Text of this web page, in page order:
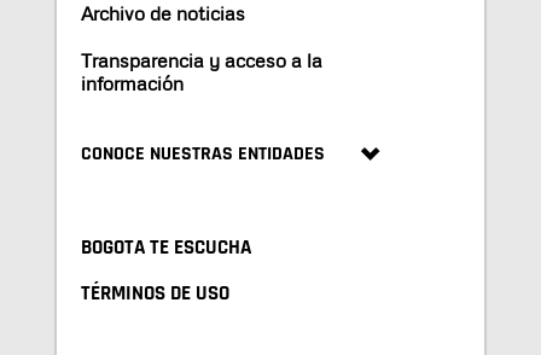
Archivo de noticias
Transparencia y acceso a la
información
CONOCE NUESTRAS ENTIDADES
BOGOTA TE ESCUCHA
TÉRMINOS DE USO